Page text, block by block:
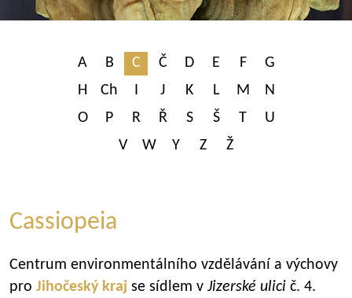
A B C Č D E F
G
H
Ch I J K L M
N
O
P R Ř S Š T
U
V
W Y Z Ž
Cassiopeia
Centrum environmentálního vzdělávání a výchovy
pro Jihočeský kraj se sídlem v Jizerské ulici č. 4.